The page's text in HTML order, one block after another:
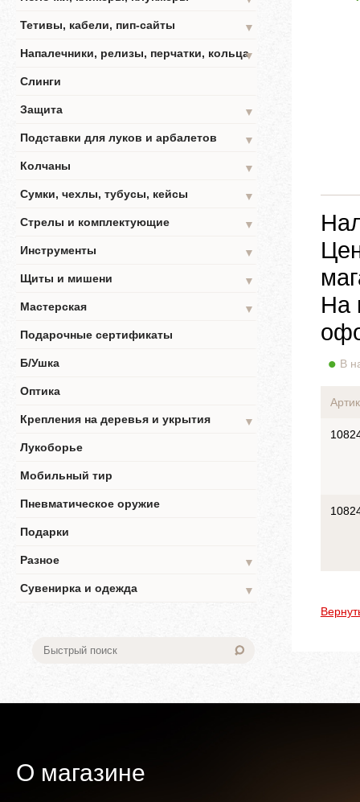
Тетивы, кабели, пип-сайты
▼
Напалечники, релизы, перчатки, кольца▼
Слинги
Защита
▼
Подставки для луков и арбалетов
▼
Колчаны
▼
Сумки, чехлы, тубусы, кейсы
▼
Стрелы и комплектующие
▼
Инструменты
▼
Щиты и мишени
▼
Мастерская
▼
Подарочные сертификаты
Б/Ушка
Оптика
Крепления на деревья и укрытия
▼
Лукоборье
Мобильный тир
Пневматическое оружие
Подарки
Разное
▼
Сувенирка и одежда
▼
На
В
О магазине